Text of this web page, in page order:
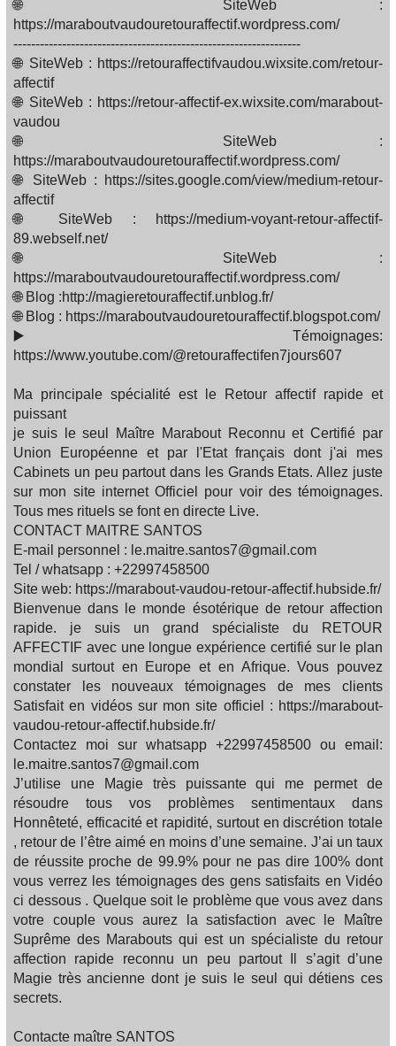
🌐 SiteWeb :
https://maraboutvaudouretouraffectif.wordpress.com/
-----------------------------------------------------------------
🌐 SiteWeb : https://retouraffectifvaudou.wixsite.com/retour-
affectif
🌐 SiteWeb : https://retour-affectif-ex.wixsite.com/marabout-
vaudou
🌐 SiteWeb :
https://maraboutvaudouretouraffectif.wordpress.com/
🌐 SiteWeb : https://sites.google.com/view/medium-retour-
affectif
🌐 SiteWeb : https://medium-voyant-retour-affectif-
89.webself.net/
🌐 SiteWeb :
https://maraboutvaudouretouraffectif.wordpress.com/
🌐 Blog :http://magieretouraffectif.unblog.fr/
🌐 Blog : https://maraboutvaudouretouraffectif.blogspot.com/
▶️ Témoignages:
https://www.youtube.com/@retouraffectifen7jours607
Ma principale spécialité est le Retour affectif rapide et
puissant
je suis le seul Maître Marabout Reconnu et Certifié par
Union Européenne et par l'Etat français dont j'ai mes
Cabinets un peu partout dans les Grands Etats. Allez juste
sur mon site internet Officiel pour voir des témoignages.
Tous mes rituels se font en directe Live.
CONTACT MAITRE SANTOS
E-mail personnel : le.maitre.santos7@gmail.com
Tel / whatsapp : +22997458500
Site web: https://marabout-vaudou-retour-affectif.hubside.fr/
Bienvenue dans le monde ésotérique de retour affection
rapide. je suis un grand spécialiste du RETOUR
AFFECTIF avec une longue expérience certifié sur le plan
mondial surtout en Europe et en Afrique. Vous pouvez
constater les nouveaux témoignages de mes clients
Satisfait en vidéos sur mon site officiel : https://marabout-
vaudou-retour-affectif.hubside.fr/
Contactez moi sur whatsapp +22997458500 ou email:
le.maitre.santos7@gmail.com
J’utilise une Magie très puissante qui me permet de
résoudre tous vos problèmes sentimentaux dans
Honnêteté, efficacité et rapidité, surtout en discrétion totale
, retour de l’être aimé en moins d’une semaine. J’ai un taux
de réussite proche de 99.9% pour ne pas dire 100% dont
vous verrez les témoignages des gens satisfaits en Vidéo
ci dessous . Quelque soit le problème que vous avez dans
votre couple vous aurez la satisfaction avec le Maître
Suprême des Marabouts qui est un spécialiste du retour
affection rapide reconnu un peu partout Il s’agit d’une
Magie très ancienne dont je suis le seul qui détiens ces
secrets.
Contacte maître SANTOS